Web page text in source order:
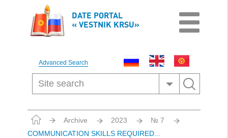
DATE PORTAL
« VESTNIK KRSU»
Advanced Search
Archive 2023
№ 7
COMMUNICATION SKILLS REQUIRED...